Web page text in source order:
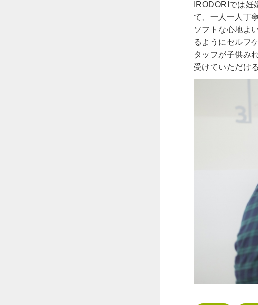
IRODORIでは
て、一人一人丁
ソフトな心地よ
るようにセルフ
タッフが子供み
受けていただけ